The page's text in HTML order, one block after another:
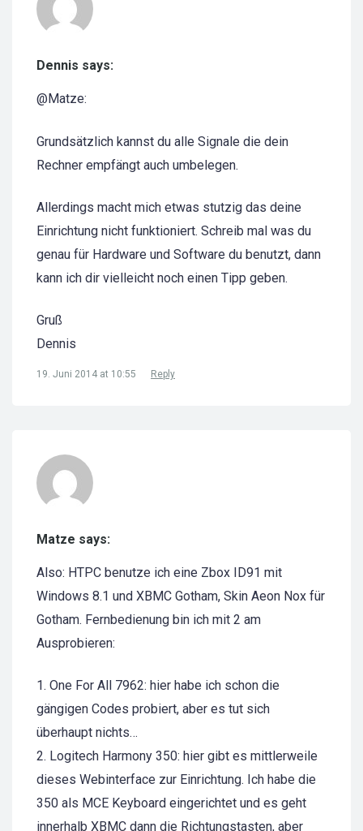
Dennis says:
@Matze:
Grundsätzlich kannst du alle Signale die dein
Rechner empfängt auch umbelegen.
Allerdings macht mich etwas stutzig das deine
Einrichtung nicht funktioniert. Schreib mal was du
genau für Hardware und Software du benutzt, dann
kann ich dir vielleicht noch einen Tipp geben.
Gruß
Dennis
19. Juni 2014 at 10:55 Reply
Matze says:
Also: HTPC benutze ich eine Zbox ID91 mit
Windows 8.1 und XBMC Gotham, Skin Aeon Nox für
Gotham. Fernbedienung bin ich mit 2 am
Ausprobieren:
1. One For All 7962: hier habe ich schon die
gängigen Codes probiert, aber es tut sich
überhaupt nichts…
2. Logitech Harmony 350: hier gibt es mittlerweile
dieses Webinterface zur Einrichtung. Ich habe die
350 als MCE Keyboard eingerichtet und es geht
innerhalb XBMC dann die Richtungstasten, aber